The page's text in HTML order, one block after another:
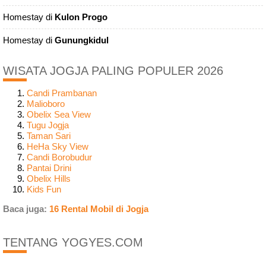
Homestay di Kulon Progo
Homestay di Gunungkidul
WISATA JOGJA PALING POPULER 2026
Candi Prambanan
Malioboro
Obelix Sea View
Tugu Jogja
Taman Sari
HeHa Sky View
Candi Borobudur
Pantai Drini
Obelix Hills
Kids Fun
Baca juga: 16 Rental Mobil di Jogja
TENTANG YOGYES.COM